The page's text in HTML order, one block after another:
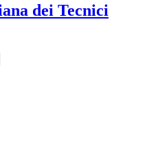
dei Tecnici